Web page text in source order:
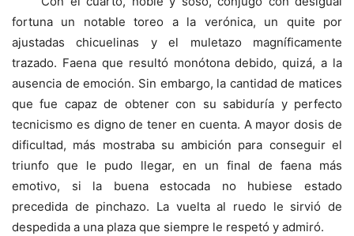
fortuna un notable toreo a la verónica, un quite por
ajustadas chicuelinas y el muletazo magníficamente
trazado. Faena que resultó monótona debido, quizá, a la
ausencia de emoción. Sin embargo, la cantidad de matices
que fue capaz de obtener con su sabiduría y perfecto
tecnicismo es digno de tener en cuenta. A mayor dosis de
dificultad, más mostraba su ambición para conseguir el
triunfo que le pudo llegar, en un final de faena más
emotivo, si la buena estocada no hubiese estado
precedida de pinchazo. La vuelta al ruedo le sirvió de
despedida a una plaza que siempre le respetó y admiró.